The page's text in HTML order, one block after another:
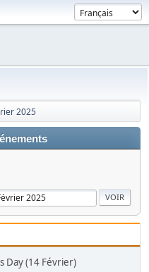
2025
Day (14 Février)